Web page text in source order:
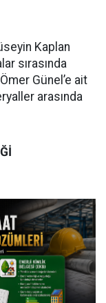
Kaplan
sırasında
Günel’e ait
arasında